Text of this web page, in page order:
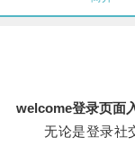
welcome登录页面
无论是登录社交